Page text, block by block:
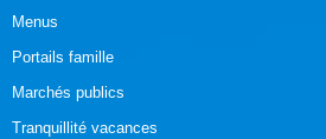
Menus
Portails famille
Marchés publics
Tranquillité vacances